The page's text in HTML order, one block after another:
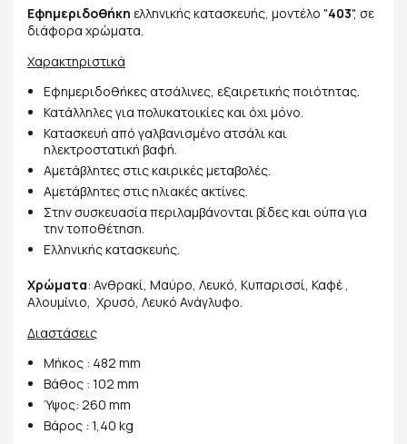
Εφημεριδοθήκη ελληνικής κατασκευής, μοντέλο "403", σε
διάφορα χρώματα.
Χαρακτηριστικά
Εφημεριδοθήκες ατσάλινες, εξαιρετικής ποιότητας.
Κατάλληλες για πολυκατοικίες και όχι μόνο.
Κατασκευή από γαλβανισμένο ατσάλι και
ηλεκτροστατική βαφή.
Αμετάβλητες στις καιρικές μεταβολές.
Αμετάβλητες στις ηλιακές ακτίνες.
Στην συσκευασία περιλαμβάνονται βίδες και ούπα για
την τοποθέτηση.
Ελληνικής κατασκευής.
Χρώματα: Ανθρακί, Μαύρο, Λευκό, Κυπαρισσί, Καφέ ,
Αλουμίνιο, Χρυσό, Λευκό Ανάγλυφο.
Διαστάσεις
Μήκος : 482 mm
Βάθος : 102 mm
Ύψος: 260 mm
Βάρος : 1,40 kg